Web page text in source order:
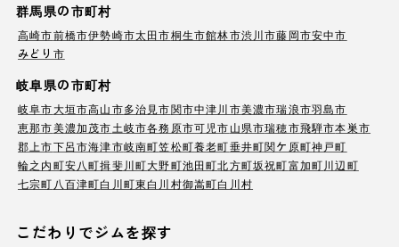
群馬県の市町村
高崎市前橋市伊勢崎市太田市桐生市館林市渋川市藤岡市安中市
みどり市
岐阜県の市町村
岐阜市大垣市高山市多治見市関市中津川市美濃市瑞浪市羽島市
恵那市美濃加茂市土岐市各務原市可児市山県市瑞穂市飛騨市本巣市
郡上市下呂市海津市岐南町笠松町養老町垂井町関ケ原町神戸町
輪之内町安八町揖斐川町大野町池田町北方町坂祝町富加町川辺町
七宗町 八百津町白川町東白川村御嵩町白川村
こだわりでジムを探す